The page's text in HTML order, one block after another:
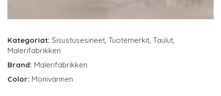
Kategoriat: Sisustusesineet, Tuotemerkit, Taulut,
Malerifabrikken
Brand: Malerifabrikken
Color: Monivärinen